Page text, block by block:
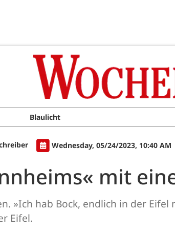
Blaulicht
Wednesday, 05/24/2023, 10:40 AM
mit
»Ich hab Bock, endlich in der
Eifel.